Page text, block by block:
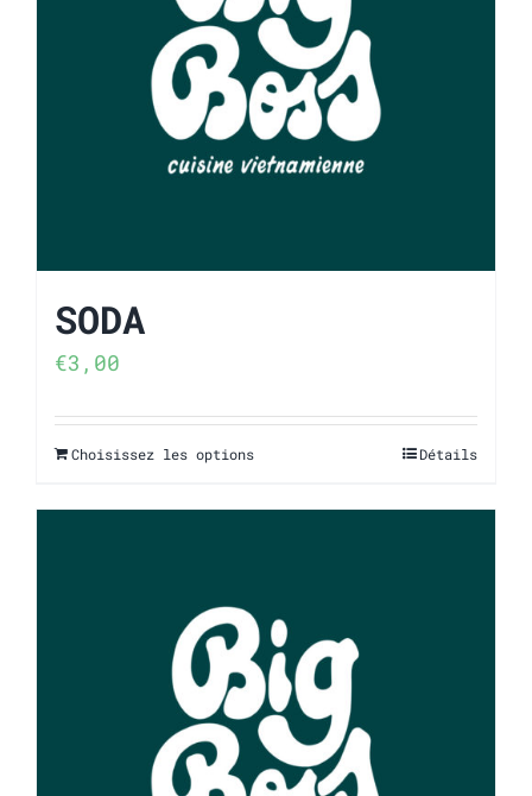
SODA
€3,00
Choisissez les options Détails